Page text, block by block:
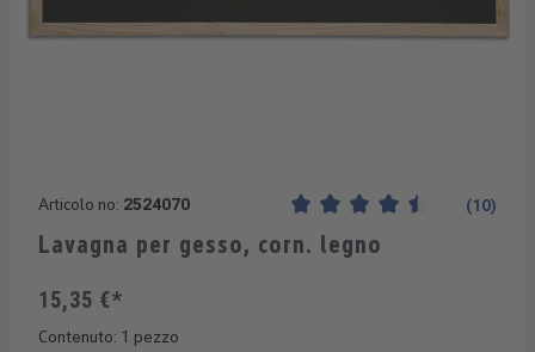
Articolo no: 2524070
Valutazione media di 4.4 su
(10)
Lavagna per gesso, corn. legno
15,35 €*
Contenuto: 1 pezzo